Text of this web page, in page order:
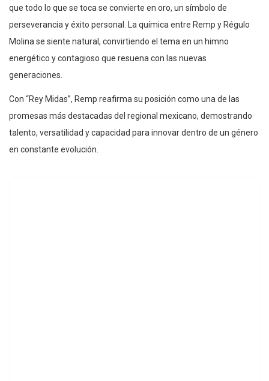
que todo lo que se toca se convierte en oro, un símbolo de
perseverancia y éxito personal. La química entre Remp y Régulo
Molina se siente natural, convirtiendo el tema en un himno
energético y contagioso que resuena con las nuevas
generaciones.
Con “Rey Midas”, Remp reafirma su posición como una de las
promesas más destacadas del regional mexicano, demostrando
talento, versatilidad y capacidad para innovar dentro de un género
en constante evolución.